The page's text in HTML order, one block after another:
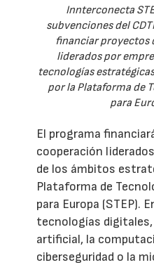
Innterconecta
subvenciones del
financiar proyectos
liderados por
tecnologías
por la Plataforma de
para
El programa
cooperación
de los ámbitos
Plataforma de
para Europa (STEP).
tecnologías
artificial, la
ciberseguridad o la